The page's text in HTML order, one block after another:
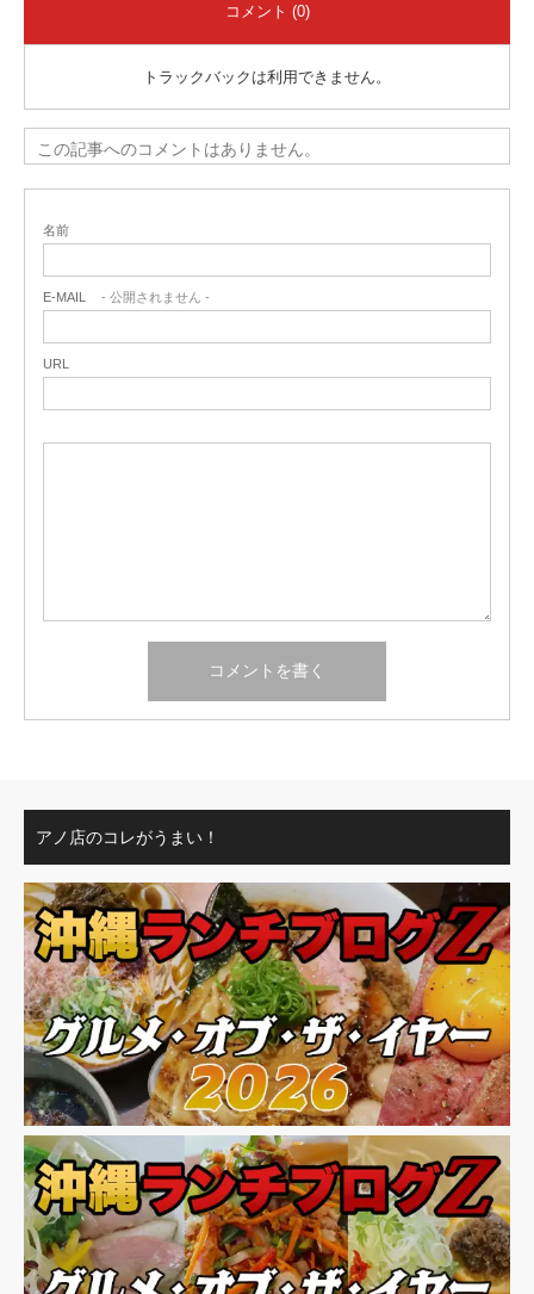
コメント (0)
トラックバックは利用できません。
この記事へのコメントはありません。
名前
E-MAIL - 公開されません -
URL
アノ店のコレがうまい！